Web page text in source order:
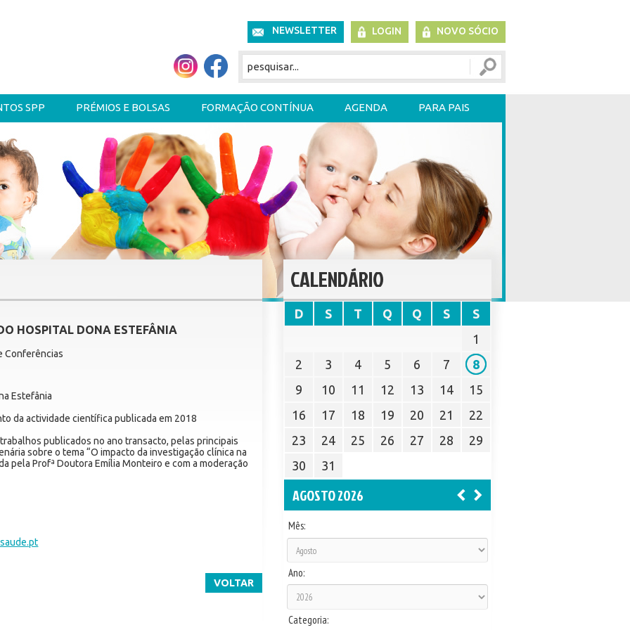
NEWSLETTER LOGIN NOVO SÓCIO
SPP PRÉMIOS E BOLSAS FORMAÇÃO CONTÍNUA AGENDA PARA PAIS
HOSPITAL DONA ESTEFÂNIA
Conferências
Estefânia
da actividade científica publicada em 2018
publicados no ano transacto, pelas principais
sobre o tema “O impacto da investigação clínica na
pela Profª Doutora Emília Monteiro e com a moderação
VOLTAR
CALENDÁRIO
D S T Q Q S
S
1
2
3 4 5 6 7
8
9
10 11 12 13 14
15
16
17 18 19 20 21
22
23
24 25 26 27 28
29
30
31
AGOSTO 2026
Mês:
Ano:
Categoria: